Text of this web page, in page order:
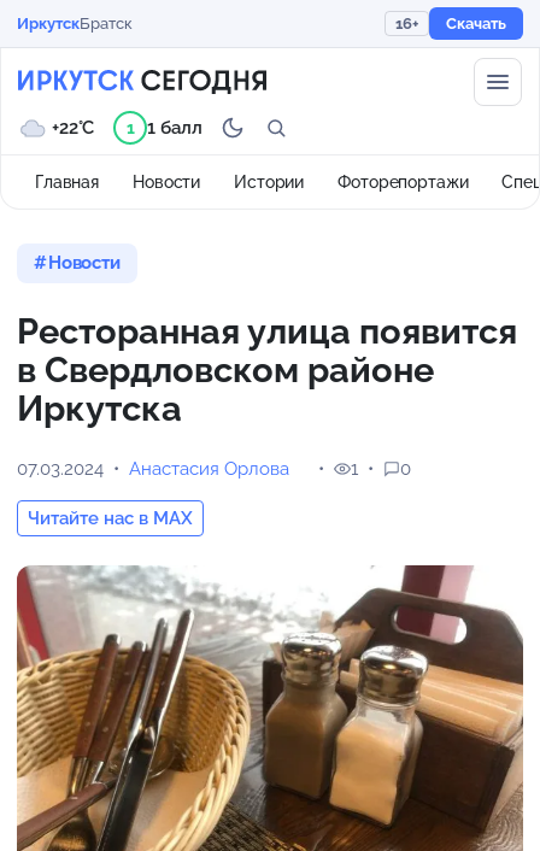
ИркутскБратск 16+ Скачать
Главная Новости Истории Фоторепортажи
+22°C 1 1 балл
Новости
Ресторанная улица появится
в Свердловском районе
Иркутска
07.03.2024 Анастасия Орлова
Читайте нас в MAX
1 0